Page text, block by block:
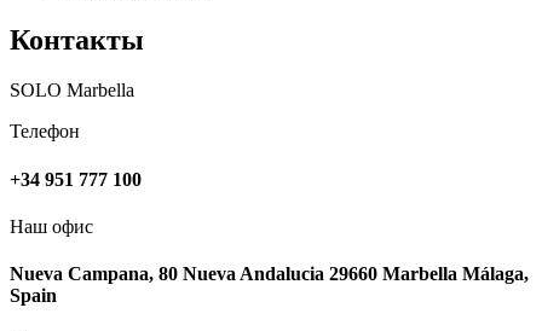
Контакты
SOLO Marbella
Телефон
+34 951 777 100
Наш офис
Nueva Campana, 80 Nueva Andalucia 29660 Marbella Málaga,
Spain